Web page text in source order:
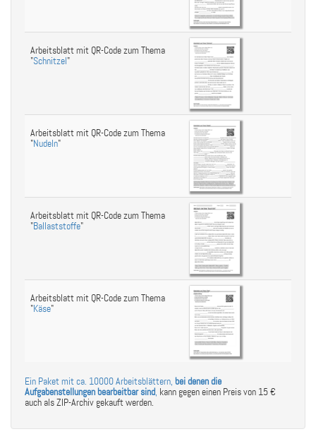
Arbeitsblatt mit QR-Code zum Thema
"Schnitzel"
Arbeitsblatt mit QR-Code zum Thema
"Nudeln"
Arbeitsblatt mit QR-Code zum Thema
"Ballaststoffe"
Arbeitsblatt mit QR-Code zum Thema
"Käse"
Ein Paket mit ca. 10000 Arbeitsblättern, bei denen die
Aufgabenstellungen bearbeitbar sind, kann gegen einen Preis von 15 €
auch als ZIP-Archiv gekauft werden.